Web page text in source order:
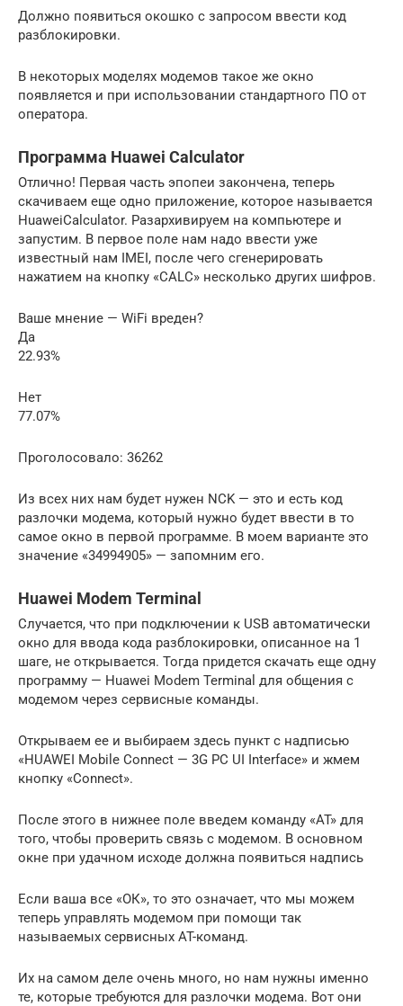
Должно появиться окошко с запросом ввести код
разблокировки.
В некоторых моделях модемов такое же окно
появляется и при использовании стандартного ПО от
оператора.
Программа Huawei Calculator
Отлично! Первая часть эпопеи закончена, теперь
скачиваем еще одно приложение, которое называется
HuaweiCalculator. Разархивируем на компьютере и
запустим. В первое поле нам надо ввести уже
известный нам IMEI, после чего сгенерировать
нажатием на кнопку «CALC» несколько других шифров.
Ваше мнение — WiFi вреден?
Да
22.93%
Нет
77.07%
Проголосовало: 36262
Из всех них нам будет нужен NCK — это и есть код
разлочки модема, который нужно будет ввести в то
самое окно в первой программе. В моем варианте это
значение «34994905» — запомним его.
Huawei Modem Terminal
Случается, что при подключении к USB автоматически
окно для ввода кода разблокировки, описанное на 1
шаге, не открывается. Тогда придется скачать еще одну
программу — Huawei Modem Terminal для общения с
модемом через сервисные команды.
Открываем ее и выбираем здесь пункт с надписью
«HUAWEI Mobile Connect — 3G PC UI Interface» и жмем
кнопку «Connect».
После этого в нижнее поле введем команду «AT» для
того, чтобы проверить связь с модемом. В основном
окне при удачном исходе должна появиться надпись
Если ваша все «ОК», то это означает, что мы можем
теперь управлять модемом при помощи так
называемых сервисных AT-команд.
Их на самом деле очень много, но нам нужны именно
те, которые требуются для разлочки модема. Вот они